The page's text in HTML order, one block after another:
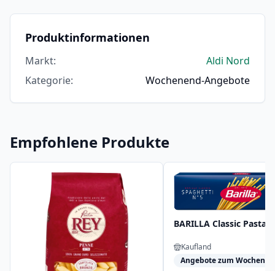
Produktinformationen
Markt:
Aldi Nord
Kategorie: Wochenend-Angebote
Empfohlene Produkte
BARILLA Classic Pasta
Kaufland
Angebote zum